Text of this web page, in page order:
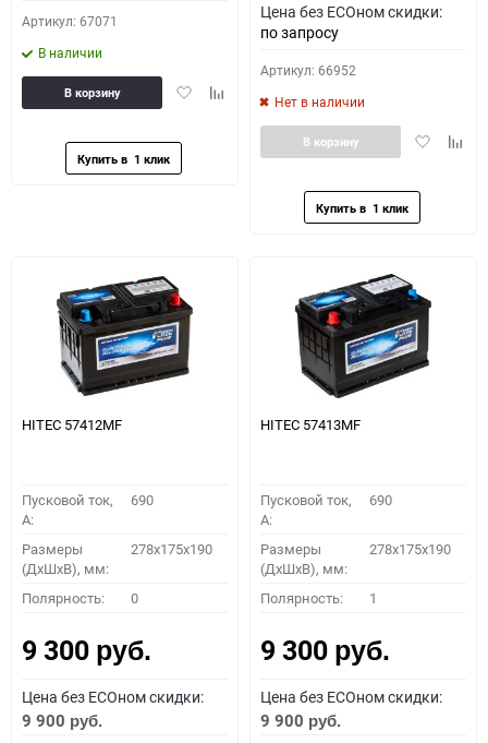
Артикул: 67071
В наличии
ДобавитьДобавить
сравнению
В корзину
Цена без ECOном скидки:
по запросу
Артикул: 66952
Нет в наличии
Добавить
В корзину
HITEC 57412MF
Пусковой ток,
A:
690
Размеры
(ДхШхВ), мм:
278x175x190
Полярность: 0
9 300 руб.
Цена без ECOном скидки:
9 900 руб.
HITEC 57413MF
Пусковой ток,
A:
690
Размеры
(ДхШхВ), мм:
278x175x190
Полярность: 1
9 300 руб.
Цена без ECOном скидки:
9 900 руб.